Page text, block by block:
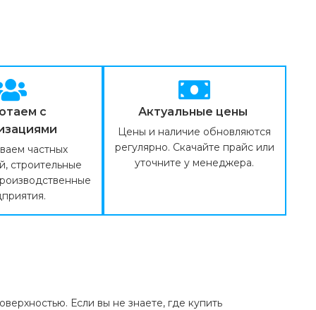
с
частных
строительные
Актуальные цены
Цены и наличие обновляются
регулярно. Скачайте прайс или
уточните у менеджера.
Если вы не знаете, где купить